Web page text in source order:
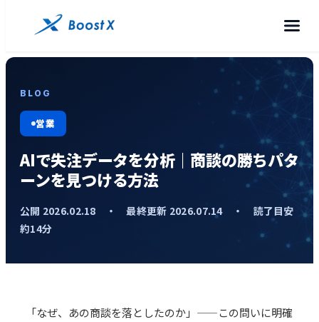
BLOG
営業
AIで失注データを分析｜商談の勝ちパタ
ーンを見つける方法
公開 2026.02.18 ・ 最終更新 2026.07.14 ・ 読了目安
約14分
「なぜ、あの商談を落としたのか」——この問いに明確